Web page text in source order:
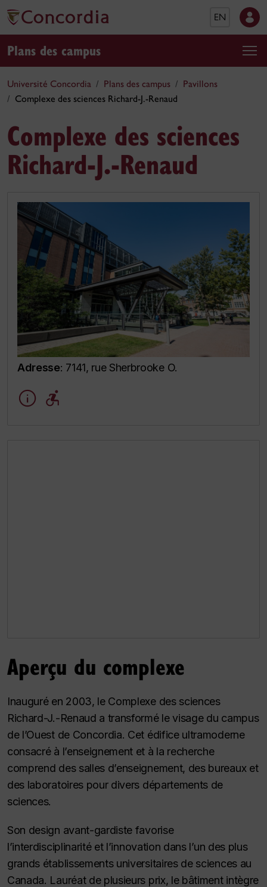
EN
Plans des campus
Université Concordia Plans des campus
Pavillons
Complexe des sciences Richard-J.-Renaud
Complexe des sciences
Richard-J.-Renaud
Adresse: 7141, rue Sherbrooke O.
Aperçu du complexe
Inauguré en 2003, le Complexe des sciences
Richard-J.-Renaud a transformé le visage du campus
de l’Ouest de Concordia. Cet édifice ultramoderne
consacré à l’enseignement et à la recherche
comprend des salles d’enseignement, des bureaux et
des laboratoires pour divers départements de
sciences.
Son design avant-gardiste favorise
l’interdisciplinarité et l’innovation dans l’un des plus
grands établissements universitaires de sciences au
Canada. Lauréat de plusieurs prix, le bâtiment intègre